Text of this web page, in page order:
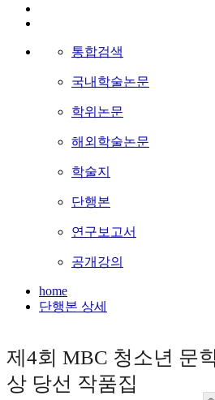
통합검색
국내학술논문
학위논문
해외학술논문
학술지
단행본
연구보고서
공개강의
home
단행본 상세
제4회 MBC 청소년 문
상 당선 작품집